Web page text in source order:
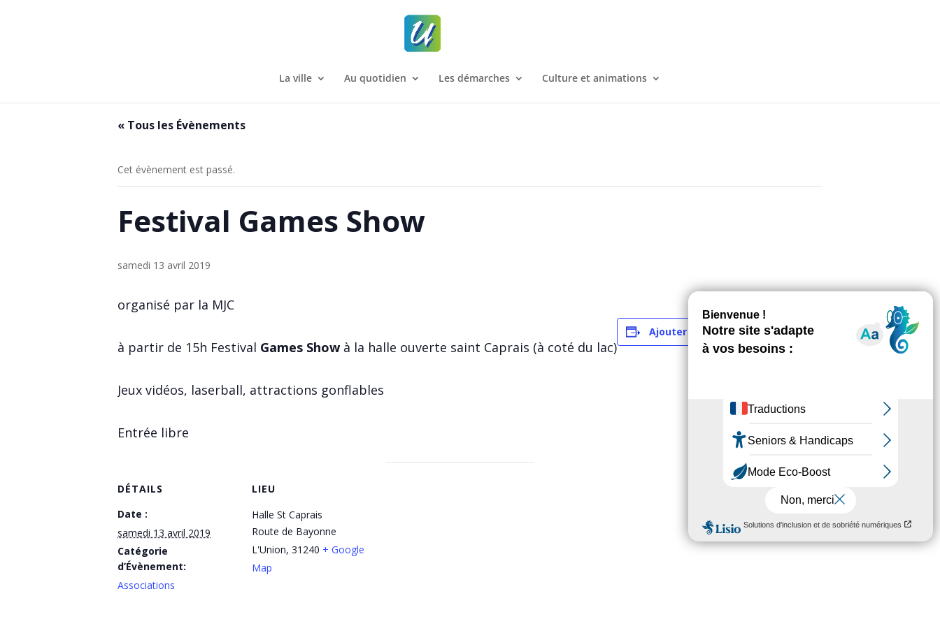
La ville Au quotidien Les démarches Culture et animations
« Tous les Évènements
Cet évènement est passé.
Festival Games Show
samedi 13 avril 2019
organisé par la MJC
à partir de 15h Festival Games Show à la halle ouverte saint Caprais (à coté du lac)
Jeux vidéos, laserball, attractions gonflables
Entrée libre
Ajouter au calendrier
DÉTAILS
Date :
samedi 13 avril 2019
Catégorie
d’Évènement:
Associations
LIEU
Halle St Caprais
Route de Bayonne
L'Union, 31240 + Google
Map